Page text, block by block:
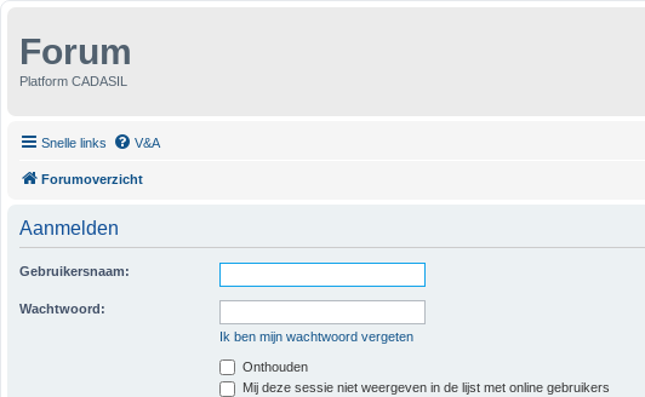
Forum
Platform CADASIL
Snelle links V&A
Forumoverzicht
Aanmelden
Gebruikersnaam:
Wachtwoord:
Ik ben mijn wachtwoord vergeten
Onthouden
Mij deze sessie niet weergeven in de lijst met online gebruikers